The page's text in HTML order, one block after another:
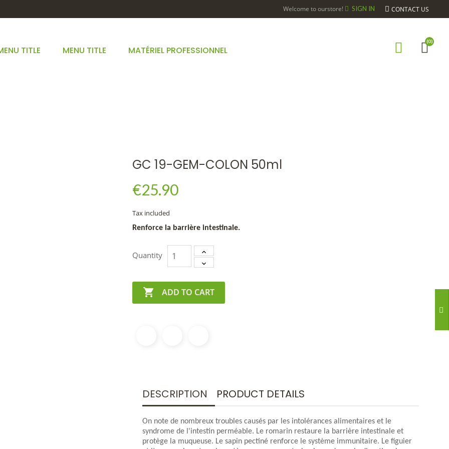
CONTACT US
Welcome to ourstore! SIGN IN
(0)
TITLE MENU TITLE MATÉRIEL PROFESSIONNEL
GC 19-GEM-COLON 50ml
€25.90
Tax included
Renforce la barrière intestinale.
Quantity
 ADD TO CART
DESCRIPTION PRODUCT DETAILS
On note de nombreux troubles causés par les intolérances alimentaires et le
syndrome de l'intestin perméable. Le romarin restaure la barrière intestinale et
protège la muqueuse. Le sapin pectiné renforce le système immunitaire. Le figuier